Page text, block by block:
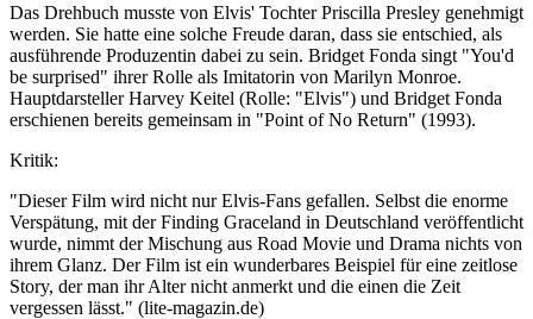
Das Drehbuch musste von Elvis' Tochter Priscilla Presley genehmigt
werden. Sie hatte eine solche Freude daran, dass sie entschied, als
ausführende Produzentin dabei zu sein. Bridget Fonda singt "You'd
be surprised" ihrer Rolle als Imitatorin von Marilyn Monroe.
Hauptdarsteller Harvey Keitel (Rolle: "Elvis") und Bridget Fonda
erschienen bereits gemeinsam in "Point of No Return" (1993).
Kritik:
"Dieser Film wird nicht nur Elvis-Fans gefallen. Selbst die enorme
Verspätung, mit der Finding Graceland in Deutschland veröffentlicht
wurde, nimmt der Mischung aus Road Movie und Drama nichts von
ihrem Glanz. Der Film ist ein wunderbares Beispiel für eine zeitlose
Story, der man ihr Alter nicht anmerkt und die einen die Zeit
vergessen lässt." (lite-magazin.de)